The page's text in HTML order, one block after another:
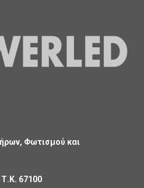
Φωτισμού και
67100